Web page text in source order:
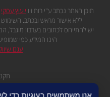
תוכן האתר נכתב ע"י רות זיו ייעוץ עסקי
ללא אישור מראש ובכתב. השימוש
יש להתייחס לכתובים בערבון מוגבל,
הינו המידע כפי
עגם
אנו משתמשים בעוגיות כדי